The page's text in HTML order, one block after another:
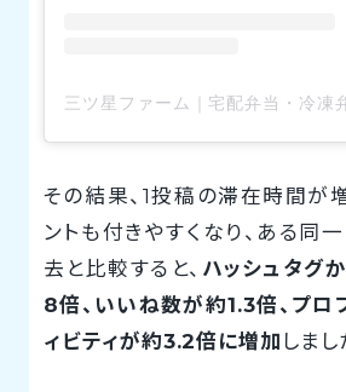
その結果、1投稿の滞在時間が
ントも付きやすくなり、ある同
去と比較すると、 ハッシュタグ
8倍、いいね数が約1.3倍、プロ
ィビティが約3.2倍に増加 しまし